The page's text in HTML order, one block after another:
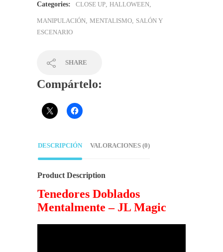
Categories: CLOSE UP, HALLOWEEN,
MANIPULACIÓN, MENTALISMO, SALÓN Y
ESCENARIO
SHARE
Compártelo:
DESCRIPCIÓN VALORACIONES (0)
Product Description
Tenedores Doblados
Mentalmente – JL Magic